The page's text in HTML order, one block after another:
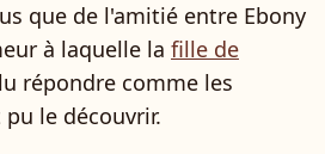
que de l'amitié entre Ebony
à laquelle la fille de
répondre comme les
le découvrir.